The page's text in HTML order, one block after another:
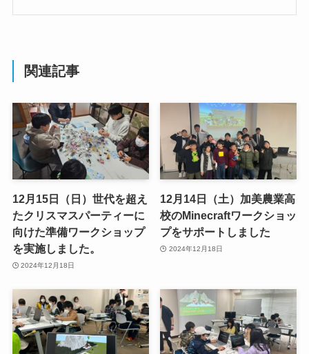
関連記事
12月15日（日）世代を超え
たクリスマスパーティーに
向けた準備ワークショップ
を実施しました。
2024年12月18日
12月14日（土）加美農業高
校のMinecraftワークショッ
プをサポートしました
2024年12月18日